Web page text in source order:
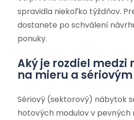
spravidla niekoľko týždňov.
dostanete po schválení
ponuky.
Aký je rozdiel medzi
na mieru a
Sériový (sektorový) nábytok
hotových modulov v pevných